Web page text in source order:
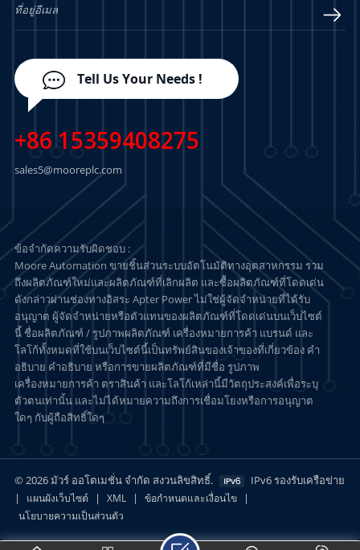
Tell Us Your Needs !
+86 15359408275
sales5@mooreplc.com
ข้อจำกัดความรับผิดชอบ :
Moore Automation ขายชิ้นส่วนระบบอัตโนมัติทางอุตสาหกรรม รวม
ถึงผลิตภัณฑ์ใหม่และผลิตภัณฑ์ที่เลิกผลิต และซื้อผลิตภัณฑ์ที่โดดเด่น
ดังกล่าวผ่านช่องทางอิสระ Apter Power ไม่ใช่ผู้จัดจำหน่ายที่ได้รับ
อนุญาต ผู้จัดจำหน่ายหรือตัวแทนของผลิตภัณฑ์ที่โดดเด่นบนเว็บไซต์
นี้ ชื่อผลิตภัณฑ์ / รูปภาพผลิตภัณฑ์ เครื่องหมายการค้า แบรนด์ และ
โลโก้ทั้งหมดที่ใช้บนเว็บไซต์นี้เป็นทรัพย์สินของเจ้าของที่เกี่ยวข้อง คำ
อธิบาย คำอธิบาย หรือการขายผลิตภัณฑ์ที่มีชื่อ รูปภาพ
เครื่องหมายการค้า ตราสินค้า และโลโก้เหล่านี้มีวัตถุประสงค์เพื่อระบุ
ตัวตนเท่านั้น และไม่ได้หมายความถึงการเชื่อมโยงหรือการอนุญาต
ใดๆ กับผู้ถือสิทธิ์ใดๆ
© 2026 มัวร์ ออโตเมชั่น จำกัด สงวนลิขสิทธิ์.
IPv6 รองรับเครือข่าย
|
แผนผังเว็บไซต์ | XML | ข้อกำหนดและเงื่อนไข |
นโยบายความเป็นส่วนตัว